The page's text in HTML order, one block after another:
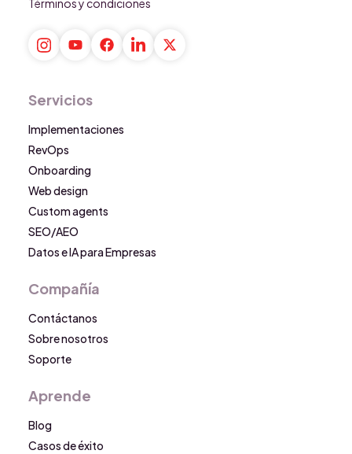
Términos y condiciones
Servicios
Implementaciones
RevOps
Onboarding
Web design
Custom agents
SEO/AEO
Datos e IA para Empresas
Compañía
Contáctanos
Sobre nosotros
Soporte
Aprende
Blog
Casos de éxito